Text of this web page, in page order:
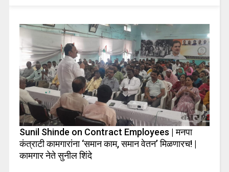
Sunil Shinde on Contract Employees | मनपा
कंत्राटी कामगारांना ‘समान काम, समान वेतन’ मिळणारच! |
कामगार नेते सुनील शिंदे